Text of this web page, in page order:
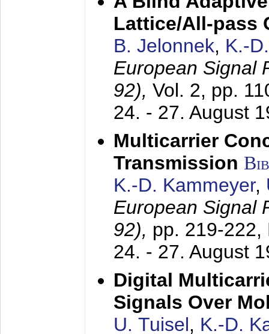
Lattice/All-pass
B. Jelonnek, K.-
European Signal
92), Vol. 2, pp.
24. - 27. August
Multicarrier
Transmission
K.-D. Kammeyer,
European Signal
92), pp. 219-222,
24. - 27. August
Digital
Signals Over
U. Tuisel, K.-D.